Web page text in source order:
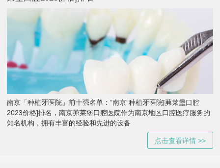
南京「种植牙医院」前十强名单：“南京”种植牙医院[茀莱堡口腔
2023价格]排名，南京茀莱堡口腔医院作为南京地区口腔医疗服务的
知名机构，拥有丰富的经验和先进的设备
点击查看详情 >>